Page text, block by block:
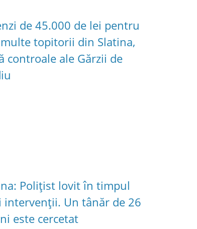
de 45.000 de lei pentru
topitorii din Slatina,
controale ale Gărzii de
Polițist lovit în timpul
intervenții. Un tânăr de 26
este cercetat